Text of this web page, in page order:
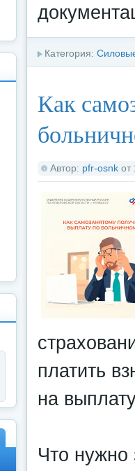
Категория:
Как
Автор: pfr-osnk от
платить
на
Что нужно